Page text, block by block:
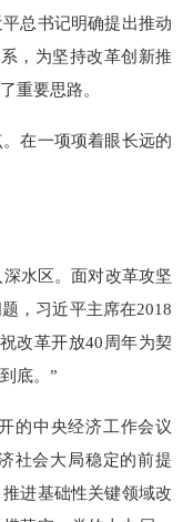
总书记明确提出推动
，为坚持改革创新推
重要思路。
在一项项着眼长远的
水区。面对改革攻坚
，习近平主席在2018
改革开放40周年为契
底。”
中央经济工作会议
社会大局稳定的前提
进基础性关键领域改